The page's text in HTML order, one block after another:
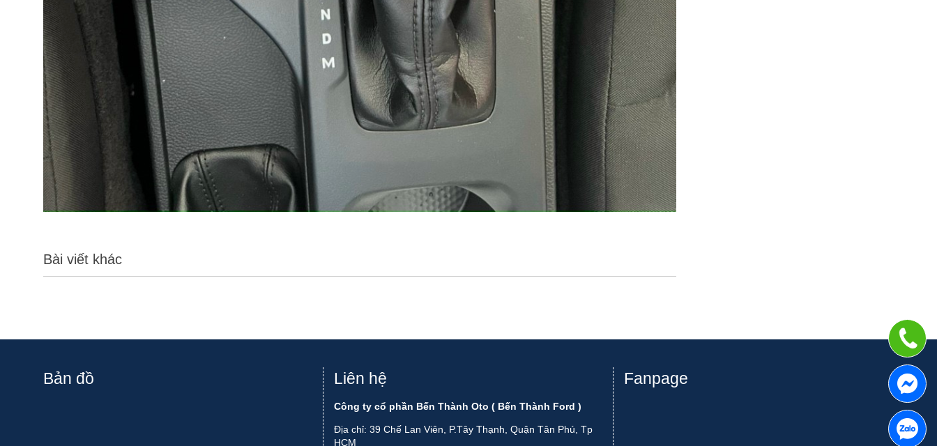
Bài viết khác
Bản đồ Liên hệ
Công ty cổ phần Bến Thành Oto ( Bến Thành Ford )
Địa chỉ: 39 Chế Lan Viên, P.Tây Thạnh, Quận Tân Phú, Tp
HCM
Fanpage